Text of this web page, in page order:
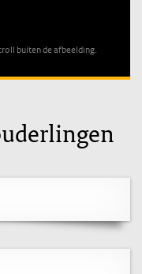
buiten de afbeelding.